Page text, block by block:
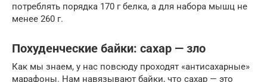
потреблять порядка 170 г белка, а для набора мышц не
менее 260 г.
Похуденческие байки: сахар — зло
Как мы знаем, у нас повсюду проходят «антисахарные»
марафоны. Нам навязывают байки, что сахар — это